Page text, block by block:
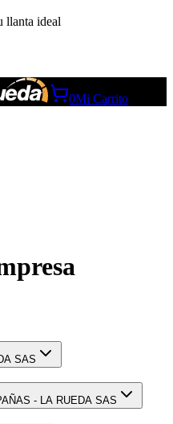
llanta ideal
0Mi Carrito
SAS
- LA RUEDA SAS